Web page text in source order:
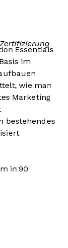
Essentials
im
wie man
Marketing
bestehendes
in 90